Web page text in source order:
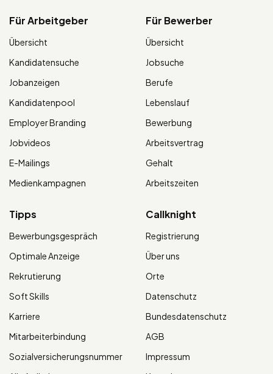
Für Arbeitgeber
Übersicht
Kandidatensuche
Jobanzeigen
Kandidatenpool
Employer Branding
Jobvideos
E-Mailings
Medienkampagnen
Für Bewerber
Übersicht
Jobsuche
Berufe
Lebenslauf
Bewerbung
Arbeitsvertrag
Gehalt
Arbeitszeiten
Tipps
Bewerbungsgespräch
Optimale Anzeige
Rekrutierung
Soft Skills
Karriere
Mitarbeiterbindung
Sozialversicherungsnummer
Callknight
Registrierung
Über uns
Orte
Datenschutz
Bundesdatenschutz
AGB
Impressum